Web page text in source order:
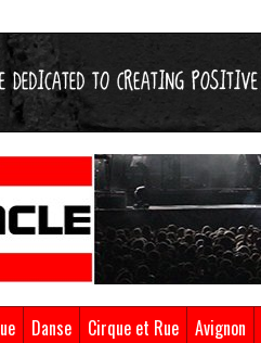
Danse Cirque et Rue Avignon